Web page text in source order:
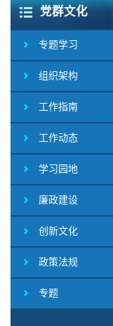
党群文化
专题学习
组织架构
工作指南
工作动态
学习园地
廉政建设
创新文化
政策法规
专题